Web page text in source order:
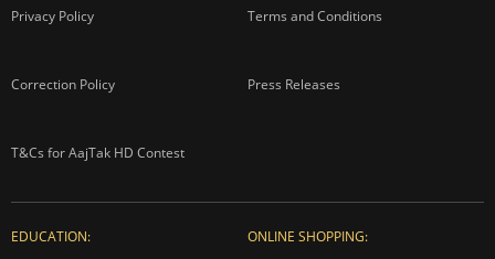
Privacy Policy Terms and Conditions
Correction Policy Press Releases
T&Cs for AajTak HD Contest
EDUCATION: ONLINE SHOPPING: